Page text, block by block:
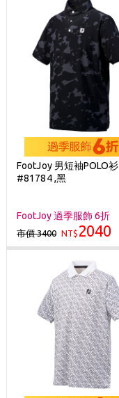
FootJoy 男短袖POLO衫
#81784 ,黑
FootJoy 過季服飾 6折
市價 3400 NT$ 2040